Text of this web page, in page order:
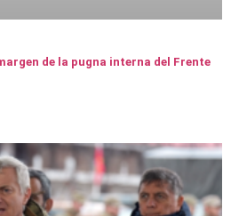
de la pugna interna del Frente